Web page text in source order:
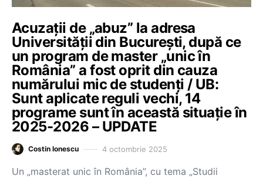
Acuzații de „abuz” la adresa
Universității din București, după ce
un program de master „unic în
România” a fost oprit din cauza
numărului mic de studenți / UB:
Sunt aplicate reguli vechi, 14
programe sunt în această situație în
2025-2026 – UPDATE
Costin Ionescu 4 octombrie 2025
Un „masterat unic în România”, cu tema „Studii